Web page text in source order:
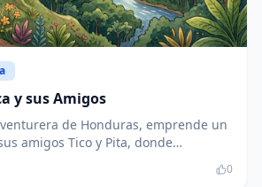
y sus Amigos
de Honduras, emprende un
amigos Tico y Pita, donde
importancia de cuidar la naturaleza.
y respeto por el medio ambiente,
0